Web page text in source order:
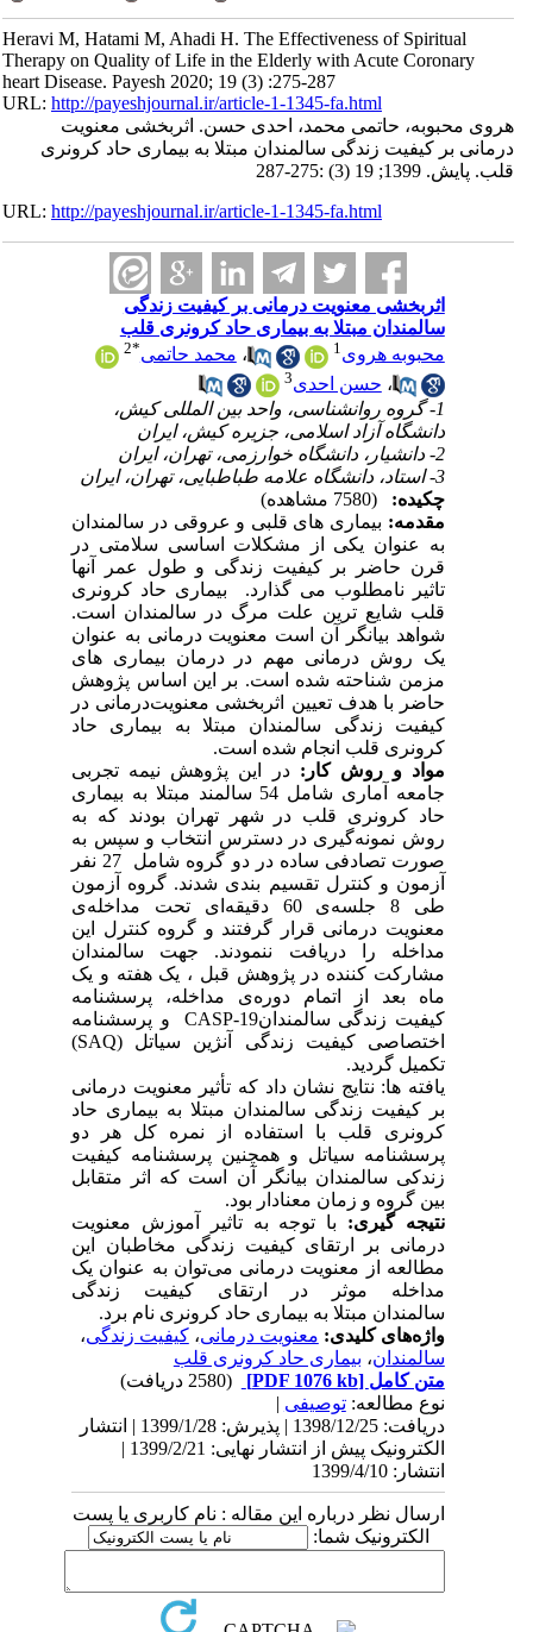
Heravi M, Hatami M, Ahadi H. The Effectiveness of Spiritual
Therapy on Quality of Life in the Elderly with Acute Coronary
heart Disease. Payesh 2020; 19 (3) :275-287
URL:http://payeshjournal.ir/article-1-1345-fa.html
هروی محبوبه، حاتمی محمد، احدی حسن. اثربخشی معنویت
درمانی بر کیفیت زندگی سالمندان مبتلا به بیماری حاد کرونری
قلب. پایش. 1399; 19 (3) :275-287
URL:http://payeshjournal.ir/article-1-1345-fa.html
اثربخشی معنویت درمانی بر کیفیت زندگی
سالمندان مبتلا به بیماری حاد کرونری قلب
محبوبه هروی1 ،محمد حاتمی 2
،حسن احدی
1- گروه روانشناسی، واحد بین المللی کیش،
دانشگاه آزاد اسلامی، جزیره کیش، ایران
چکیده:
مقدمه: بیماری های قلبی و عروقی در سالمندان
به عنوان یکی از مشکلات اساسی سلامتی در
قرن حاضر
کیفیت زندگی و طول عمر
آنها
تاثیر
نامطلوب می گذارد .بیماری حاد کرونری
قلب شایع ترین علت مرگ در سالمندان
است.
شواهد بیانگر آن است معنویت درمانی به عنوان
یک روش درمانی مهم در درمان بیماری های
مزمن شناحته شده است. بر این اساس پژوهش
حاضر با هدف تعیین اثربخشی معنویت‌درمانی در
کیفیت زندگی سالمندان مبتلا به بیماری حاد
کرونری قلب انجام شده است.
مواد و روش کار:در این پژوهش نیمه تجربی
جامعه آماری شامل 54 سالمند مبتلا به بیماری
حاد کرونری قلب در شهر تهران بودند که به
روش نمونه‌گیری در دسترس انتخاب و سپس به
‌صورت تصادفی ساده در دو گروه شامل 27 نفر
آزمون و کنترل تقسیم بندی شدند. گروه آزمون
طی 8 جلسه‌ی 60 دقیقه‌ای تحت مداخله‌ی
معنویت درمانی قرار گرفتند و گروه کنترل این
مداخله را دریافت ننمودند. جهت سالمندان
مشارکت کننده در پژوهش قبل ، یک هفته و یک
ماه بعد از اتمام دوره‌ی مداخله، پرسشنامه
کیفیت زندگی سالمندان CASP-19و پرسشنامه
اختصاصی کیفیت زندگی آنژین سیاتل(SAQ)
تکمیل گردید.
یافته ها: نتایج نشان داد که تأثیر معنویت درمانی
بر کیفیت زندگی سالمندان
مبتلا به بیماری حاد
کرونری قلببا استفاده از نمره کل هر دو
پرسشنامه سیاتل و همچنین پرسشنامه کیفیت
زندکی سالمندان
بیانگر آن است که اثر متقابل
بین گروه و زمان معنادار بود.
نتیجه گیری:با توجه به تاثیر
آموزش معنویت
درمانی بر ارتقای کیفیت زندگی مخاطبان این
مطالعهازمعنویت درمانیمی‌توان به عنوان یک
مداخله موثر در ارتقای کیفیت زندگی
سالمندان مبتلا به بیماری حاد کرونری نام برد.
واژه‌های کلیدی:معنویت درمانی،کیفیت زندگی،
سالمندان ،بیماری حاد کرونری قلب
متن کامل[PDF 1076 kb]
نوع مطالعه:توصیفی|
دریافت: 1398/12/25 | پذیرش: 1399/1/28 | انتشار
الکترونیک پیش از انتشار نهایی: 1399/2/21 |
انتشار: 1399/4/10
ارسال نظر درباره این مقاله : نام کاربری یا پست
الکترونیک شما: